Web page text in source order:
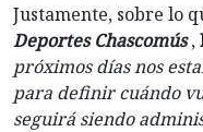
Justamente, sobre lo
Deportes Chascomús,
próximos días nos
para definir cuándo
seguirá siendo